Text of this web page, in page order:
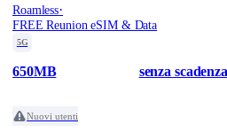
Roamless·
FREE Reunion eSIM & Data
5G
650MB senza scadenza
Nuovi utenti